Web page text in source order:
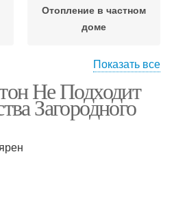
Отопление в частном
доме
Отопление на воде
Показать все
Не Подходит
Загородного